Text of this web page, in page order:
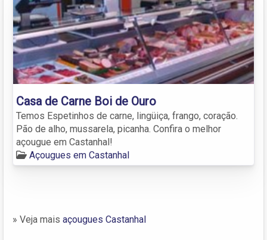
Casa de Carne Boi de Ouro
Temos Espetinhos de carne, lingüiça, frango, coração.
Pão de alho, mussarela, picanha. Confira o melhor
açougue em Castanhal!
Açougues em Castanhal
» Veja mais açougues Castanhal